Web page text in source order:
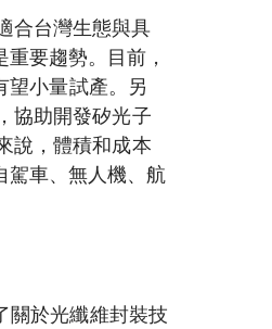
合台灣生態與具
要趨勢。目前，
望小量試產。另
協助開發矽光子
說，體積和成本
駕車、無人機、航
關於光纖維封裝技